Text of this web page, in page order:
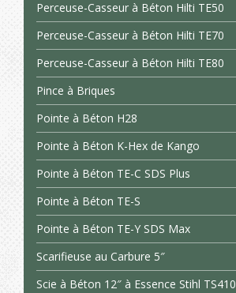
Perceuse-Casseur à Béton Hilti TE50
Perceuse-Casseur à Béton Hilti TE70
Perceuse-Casseur à Béton Hilti TE80
Pince à Briques
Pointe à Béton H28
Pointe à Béton K-Hex de Kango
Pointe à Béton TE-C SDS Plus
Pointe à Béton TE-S
Pointe à Béton TE-Y SDS Max
Scarifieuse au Carbure 5″
Scie à Béton 12″ à Essence Stihl TS410